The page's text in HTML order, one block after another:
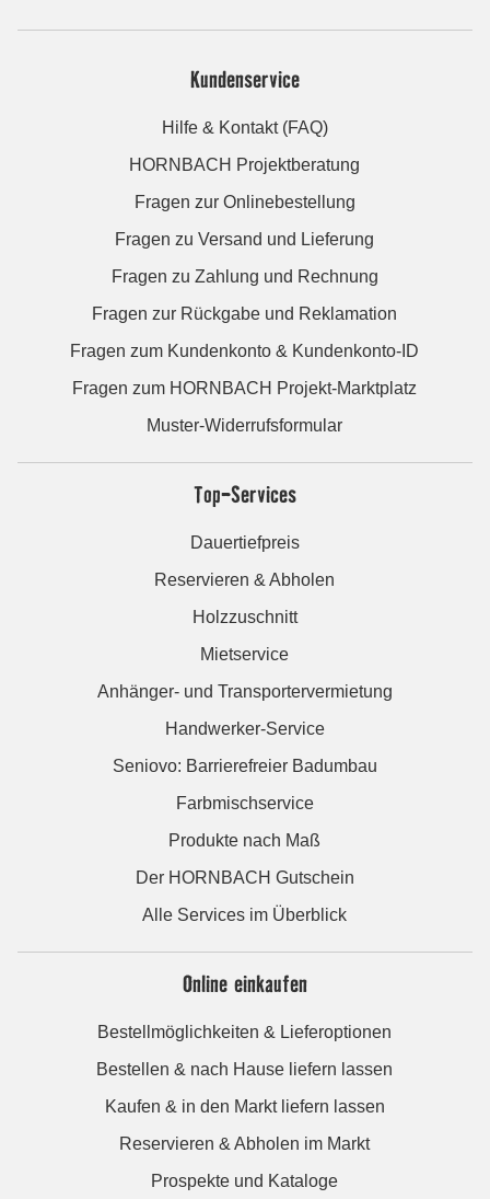
Kundenservice
Hilfe & Kontakt (FAQ)
HORNBACH Projektberatung
Fragen zur Onlinebestellung
Fragen zu Versand und Lieferung
Fragen zu Zahlung und Rechnung
Fragen zur Rückgabe und Reklamation
Fragen zum Kundenkonto & Kundenkonto-ID
Fragen zum HORNBACH Projekt-Marktplatz
Muster-Widerrufsformular
Top-Services
Dauertiefpreis
Reservieren & Abholen
Holzzuschnitt
Mietservice
Anhänger- und Transportervermietung
Handwerker-Service
Seniovo: Barrierefreier Badumbau
Farbmischservice
Produkte nach Maß
Der HORNBACH Gutschein
Alle Services im Überblick
Online einkaufen
Bestellmöglichkeiten & Lieferoptionen
Bestellen & nach Hause liefern lassen
Kaufen & in den Markt liefern lassen
Reservieren & Abholen im Markt
Prospekte und Kataloge